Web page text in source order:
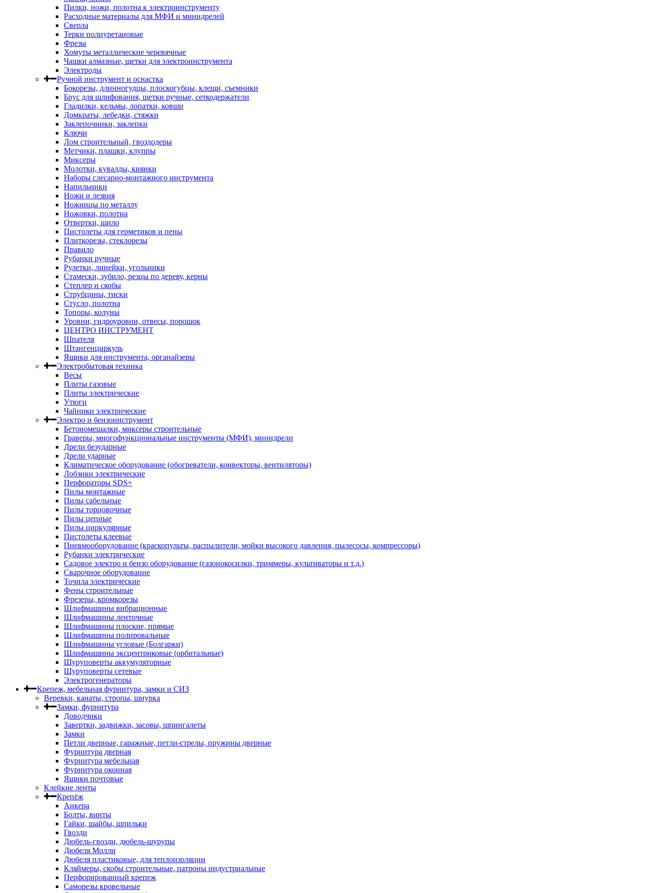
Пилки, ножи, полотна к электроинструменту
Расходные материалы для МФИ и минидрелей
Сверла
Терки полиуретановые
Фрезы
Хомуты металлические черевячные
Чашки алмазные, щетки для электроинструмента
Электроды
Ручной инструмент и оснастка
Бокорезы, длинногудцы, плоскогубцы, клещи, съемники
Брус для шлифования, щетки ручные, сеткодержатели
Гладилки, кельмы, лопатки, ковши
Домкраты, лебедки, стяжки
Заклепочники, заклепки
Ключи
Лом строительный, гвоздодеры
Метчики, плашки, клуппы
Миксеры
Молотки, кувалды, киянки
Наборы слесарно-монтажного инструмента
Напильники
Ножи и лезвия
Ножницы по металлу
Ножовки, полотна
Отвертки, шило
Пистолеты для герметиков и пены
Плиткорезы, стеклорезы
Правило
Рубанки ручные
Рулетки, линейки, угольники
Стамески, зубило, резцы по дереву, керны
Степлер и скобы
Струбцины, тиски
Стусло, полотна
Топоры, колуны
Уровни, гидроуровни, отвесы, порошок
ЦЕНТРО ИНСТРУМЕНТ
Шпателя
Штангенциркуль
Ящики для инструмента, органайзеры
Электробытовая техника
Весы
Плиты газовые
Плиты электрические
Утюги
Чайники электрические
Электро и бензоинструмент
Бетономешалки, миксеры строительные
Граверы, многофункциональные инструменты (МФИ), минидрели
Дрели безударные
Дрели ударные
Климатическое оборудование (обогреватели, конвекторы, вентиляторы)
Лобзики электрические
Перфораторы SDS+
Пилы монтажные
Пилы сабельные
Пилы торцовочные
Пилы цепные
Пилы циркулярные
Пистолеты клеевые
Пневмооборудование (краскопульты, распылители, мойки высокого давления, пылесосы, компрессоры)
Рубанки электрические
Садовое электро и бензо оборудование (газонокосилки, триммеры, культиваторы и т.д.)
Сварочное оборудование
Точила электрические
Фены строительные
Фрезеры, кромкорезы
Шлифмашины вибрационные
Шлифмашины ленточные
Шлифмашины плоские, прямые
Шлифмашины полировальные
Шлифмашины угловые (Болгарки)
Шлифмашины эксцентриковые (орбитальные)
Шуруповерты аккумуляторные
Шуруповерты сетевые
Электрогенераторы
Крепеж, мебельная фурнитура, замки и СИЗ
Веревки, канаты, стропы, шнурка
Замки, фурнитура
Доводчики
Завертки, задвижки, засовы, шпингалеты
Замки
Петли дверные, гаражные, петли-стрелы, пружины дверные
Фурнитура дверная
Фурнитура мебельная
Фурнитура оконная
Ящики почтовые
Клейкие ленты
Крепёж
Анкера
Болты, винты
Гайки, шайбы, шпильки
Гвозди
Дюбель-гвозди, дюбель-шурупы
Дюбеля Молли
Дюбеля пластиковые, для теплоизоляции
Кляймеры, скобы строительные, патроны индустриальные
Перфорированный крепеж
Саморезы кровельные